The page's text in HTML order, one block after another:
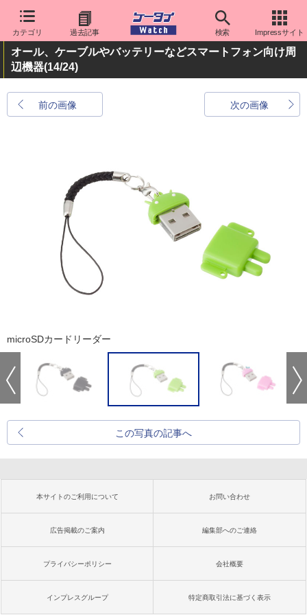
カテゴリ 過去記事 検索 Impressサイト
オール、ケーブルやバッテリーなどスマートフォン向け周
辺機器(14/24)
前の画像 次の画像
microSDカードリーダー
この写真の記事へ
本サイトのご利用について お問い合わせ
広告掲載のご案内 編集部へのご連絡
プライバシーポリシー 会社概要
インプレスグループ 特定商取引法に基づく表示